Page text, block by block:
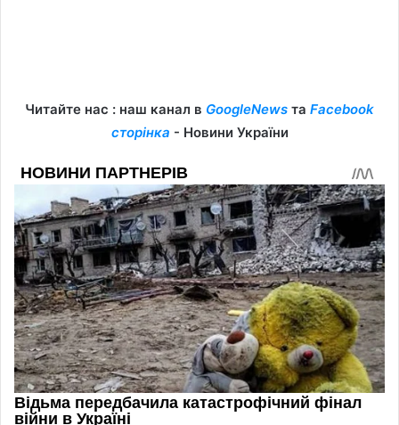
Читайте нас : наш канал в GoogleNews та Facebook
сторінка - Новини України